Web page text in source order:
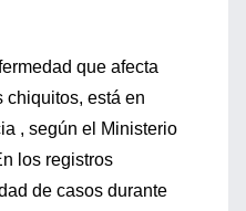
que afecta
chiquitos, está en
, según el Ministerio
los registros
de casos durante